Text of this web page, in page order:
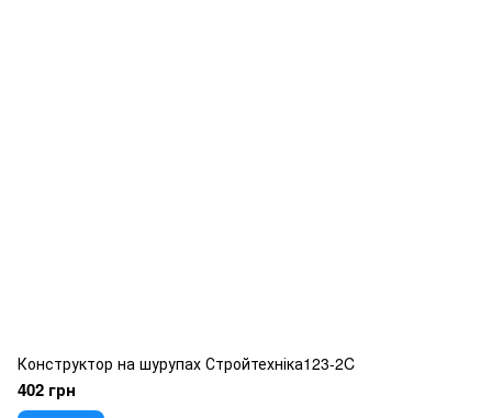
Конструктор на шурупах Стройтехніка123-2C
402 грн